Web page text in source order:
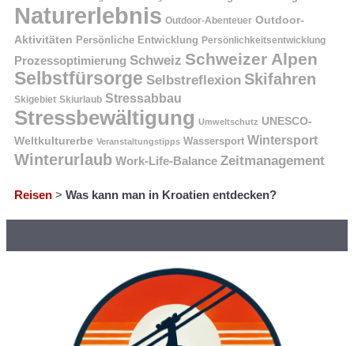
Naturerlebnis Outdoor-Abenteuer Outdoor-
Aktivitäten Persönliche Entwicklung Persönlichkeitsentwicklung
Prozessoptimierung Schweiz Schweizer Alpen
Selbstfürsorge Selbstreflexion Skifahren
Skigebiet Skiurlaub Stressabbau
Stressbewältigung Umweltschutz UNESCO-
Weltkulturerbe Veranstaltungstipps Wassersport Wintersport
Winterurlaub Work-Life-Balance Zeitmanagement
Reisen > Was kann man in Kroatien entdecken?